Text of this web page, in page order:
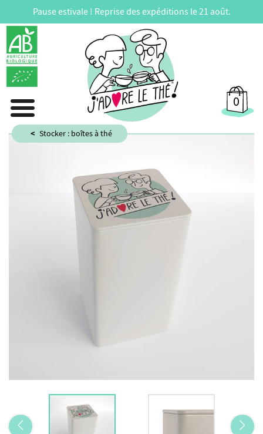
Pause estivale ! Reprise des expéditions le 21 août.
0
Stocker : boîtes à thé